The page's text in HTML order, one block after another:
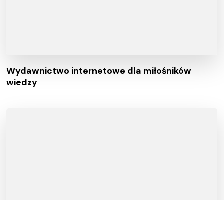
Wydawnictwo internetowe dla miłośników
wiedzy